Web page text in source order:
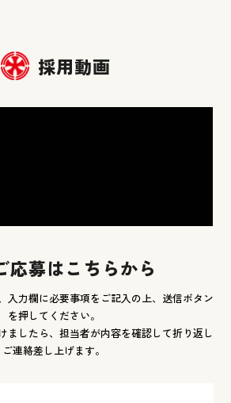
採用動画
応募はこちらから
入力欄に必要事項をご記入の上、送信ボタン
を押してください。
ましたら、担当者が内容を確認して折り返し
ご連絡差し上げます。